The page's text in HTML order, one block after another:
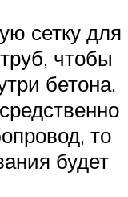
сетку для
чтобы
бетона.
то
будет